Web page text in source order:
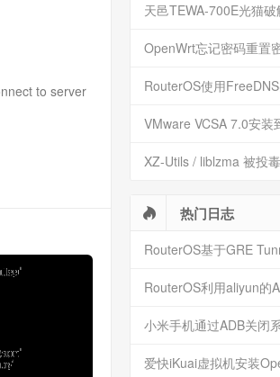
to server
天邑TEWA-700E光猫
OpenWrt忘记密码重置
RouterOS使用
VMware VCSA 7.0安装
热门日志
小米手机通过ADB关闭